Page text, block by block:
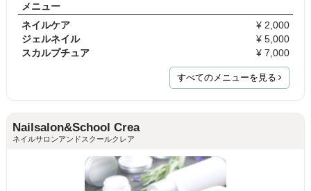
メニュー
ネイルケア
¥ 2,000
ジェルネイル
¥ 5,000
スカルプチュア
¥ 7,000
すべてのメニューを見る
Nailsalon&School Crea
ネイルサロンアンドスクールクレア